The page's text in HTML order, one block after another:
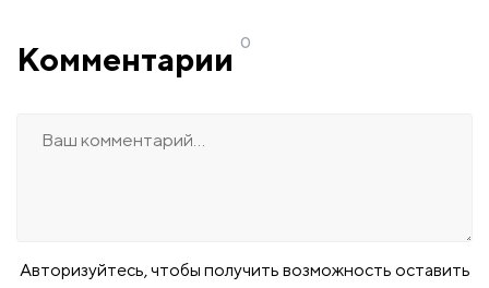
Комментарии 0
Авторизуйтесь, чтобы получить возможность оставить